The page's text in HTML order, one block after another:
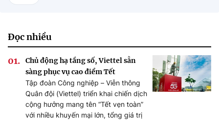
Đọc nhiều
Chủ động hạ tầng số, Viettel sẵn
sàng phục vụ cao điểm Tết
Tập đoàn Công nghiệp – Viễn thông
Quân đội (Viettel) triển khai chiến dịch
cộng hưởng mang tên “Tết vẹn toàn”
với nhiều khuyến mại lớn, tổng giá trị